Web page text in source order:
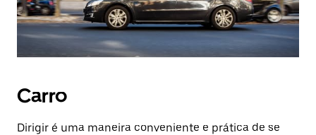
Carro
Dirigir é uma maneira conveniente e prática de se